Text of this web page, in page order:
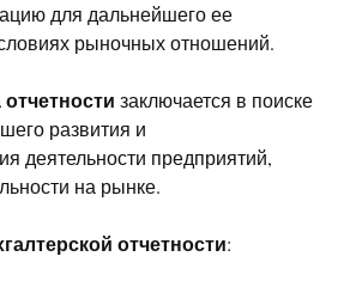
для дальнейшего ее
рыночных отношений.
заключается в поиске
развития и
деятельности предприятий,
на рынке.
отчетности: